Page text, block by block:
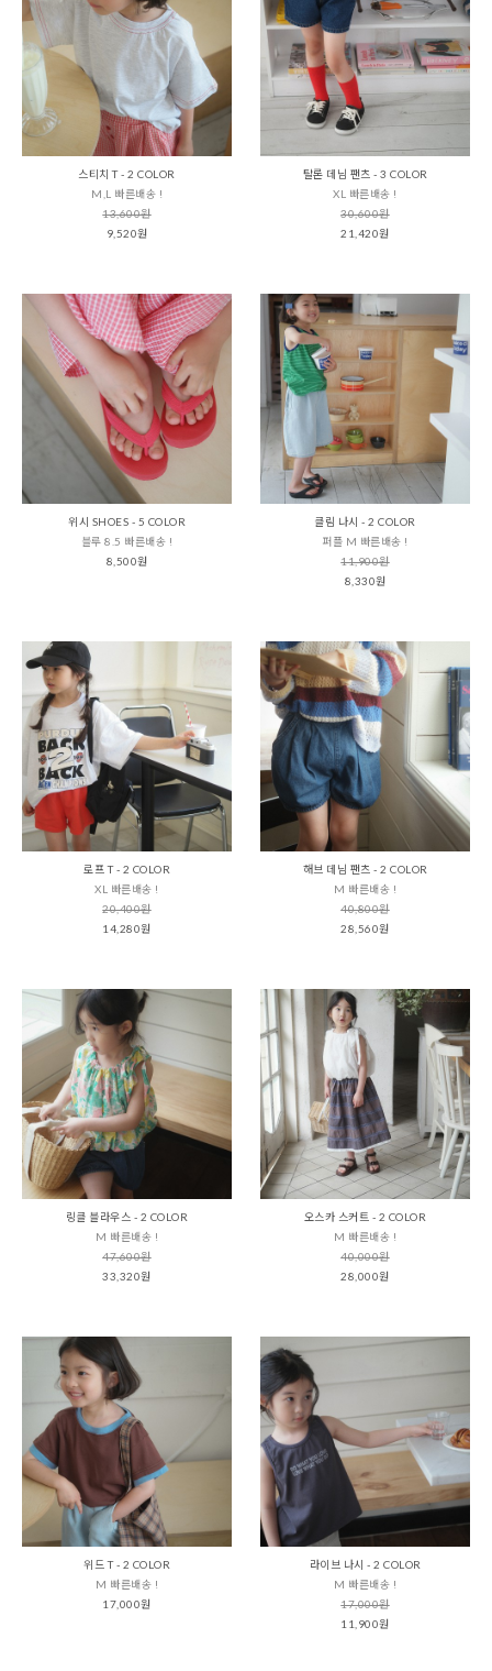
스티치 T - 2 COLOR
M,L 빠른배송 !
13,600원
9,520원
탈론 데님 팬츠 - 3 COLOR
XL 빠른배송 !
30,600원
21,420원
위시 SHOES - 5 COLOR
블루 8.5 빠른배송 !
8,500원
클림 나시 - 2 COLOR
퍼플 M 빠른배송 !
11,900원
8,330원
로프 T - 2 COLOR
XL 빠른배송 !
20,400원
14,280원
해브 데님 팬츠 - 2 COLOR
M 빠른배송 !
40,800원
28,560원
링클 블라우스 - 2 COLOR
M 빠른배송 !
47,600원
33,320원
오스카 스커트 - 2 COLOR
M 빠른배송 !
40,000원
28,000원
위드 T - 2 COLOR
M 빠른배송 !
17,000원
라이브 나시 - 2 COLOR
M 빠른배송 !
17,000원
11,900원